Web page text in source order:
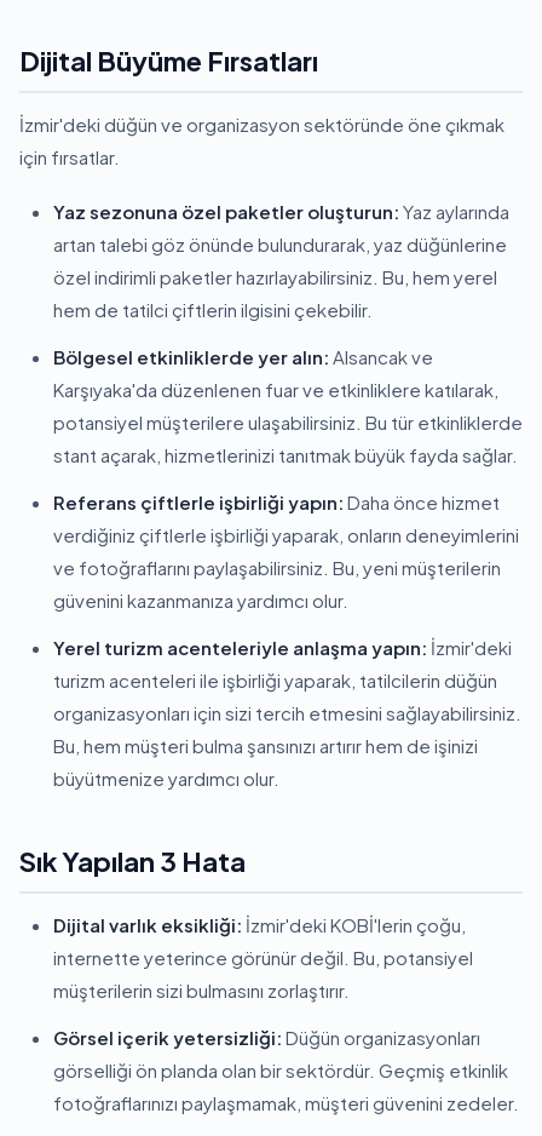
Dijital Büyüme Fırsatları
İzmir'deki düğün ve organizasyon sektöründe öne çıkmak
için fırsatlar.
Yaz sezonuna özel paketler oluşturun: Yaz aylarında
artan talebi göz önünde bulundurarak, yaz düğünlerine
özel indirimli paketler hazırlayabilirsiniz. Bu, hem yerel
hem de tatilci çiftlerin ilgisini çekebilir.
Bölgesel etkinliklerde yer alın: Alsancak ve
Karşıyaka'da düzenlenen fuar ve etkinliklere katılarak,
potansiyel müşterilere ulaşabilirsiniz. Bu tür etkinliklerde
stant açarak, hizmetlerinizi tanıtmak büyük fayda sağlar.
Referans çiftlerle işbirliği yapın: Daha önce hizmet
verdiğiniz çiftlerle işbirliği yaparak, onların deneyimlerini
ve fotoğraflarını paylaşabilirsiniz. Bu, yeni müşterilerin
güvenini kazanmanıza yardımcı olur.
Yerel turizm acenteleriyle anlaşma yapın: İzmir'deki
turizm acenteleri ile işbirliği yaparak, tatilcilerin düğün
organizasyonları için sizi tercih etmesini sağlayabilirsiniz.
Bu, hem müşteri bulma şansınızı artırır hem de işinizi
büyütmenize yardımcı olur.
Sık Yapılan 3 Hata
Dijital varlık eksikliği: İzmir'deki KOBİ'lerin çoğu,
internette yeterince görünür değil. Bu, potansiyel
müşterilerin sizi bulmasını zorlaştırır.
Görsel içerik yetersizliği: Düğün organizasyonları
görselliği ön planda olan bir sektördür. Geçmiş etkinlik
fotoğraflarınızı paylaşmamak, müşteri güvenini zedeler.